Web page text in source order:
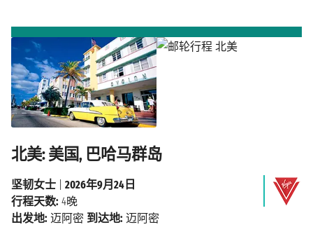
北美: 美国, 巴哈马群岛
坚韧女士
2026年9月24日
行程天数: 4晚
出发地: 迈阿密 到达地: 迈阿密